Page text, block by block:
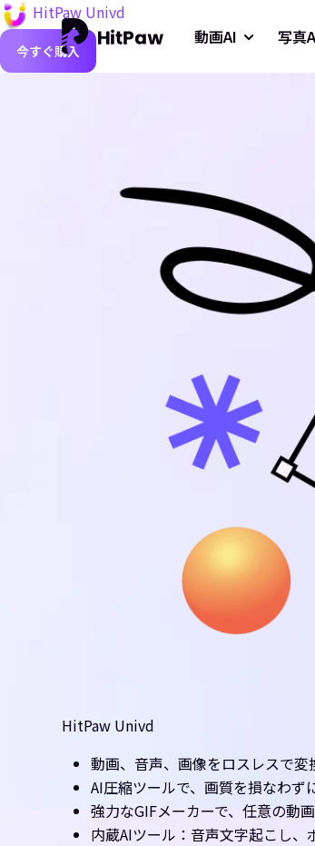
動画AI 写真
HitPaw Univd
今すぐ購入
HitPaw Univd
動画、音声、画像をロスレスで変
AI圧縮ツールで、画質を損なわず
強力なGIFメーカーで、任意の動
内蔵AIツール：音声文字起こし、